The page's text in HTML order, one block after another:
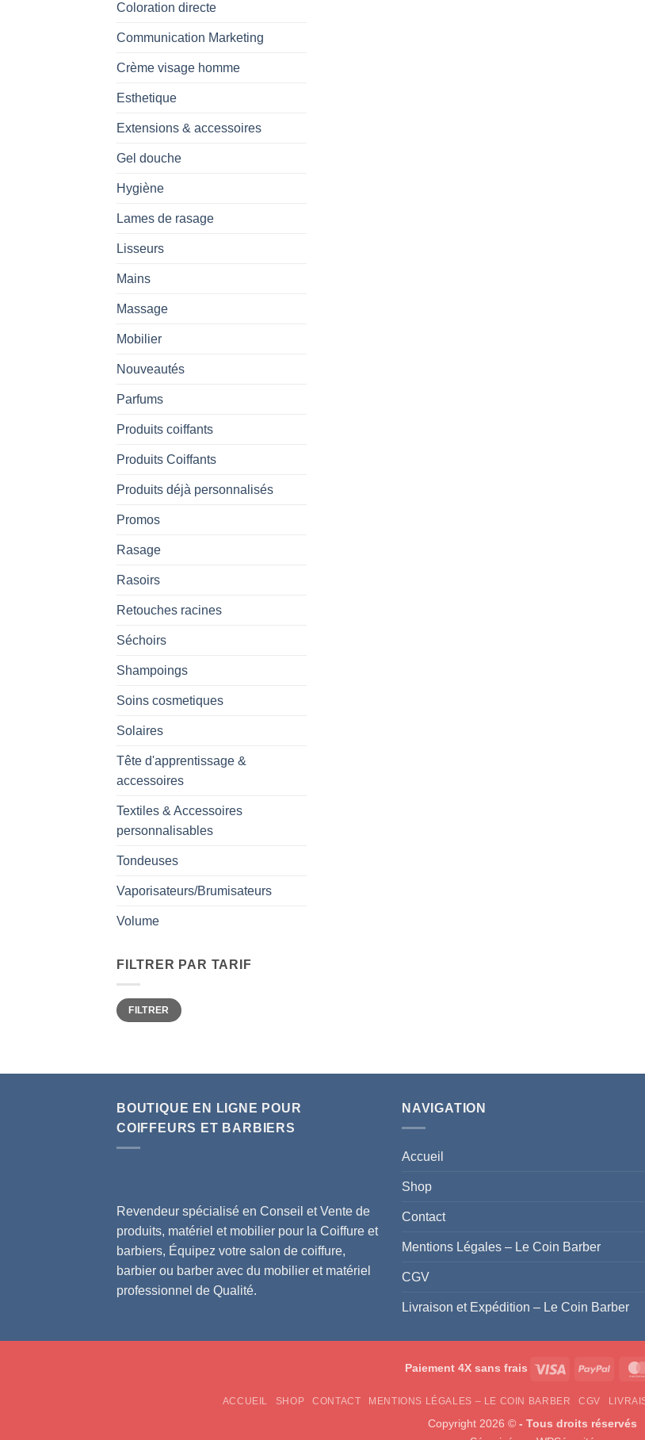
Coloration directe
Communication Marketing
Crème visage homme
Esthetique
Extensions & accessoires
Gel douche
Hygiène
Lames de rasage
Lisseurs
Mains
Massage
Mobilier
Nouveautés
Parfums
Produits coiffants
Produits Coiffants
Produits déjà personnalisés
Promos
Rasage
Rasoirs
Retouches racines
Séchoirs
Shampoings
Soins cosmetiques
Solaires
Tête d'apprentissage &
accessoires
Textiles & Accessoires
personnalisables
Tondeuses
Vaporisateurs/Brumisateurs
Volume
FILTRER PAR TARIF
Prix
min
Prix
maxFILTRER
BOUTIQUE EN LIGNE POUR
COIFFEURS ET BARBIERS
Revendeur spécialisé en Conseil et Vente de
produits, matériel et mobilier pour la Coiffure et
barbiers, Équipez votre salon de coiffure,
barbier ou barber avec du mobilier et matériel
professionnel de Qualité.
NAVIGATION
Accueil
Shop
Contact
Mentions Légales – Le Coin Barber
CGV
Livraison et Expédition – Le Coin Barber
Paiement 4X sans frais Visa PayPal
ACCUEIL SHOP CONTACT MENTIONS LÉGALES – LE COIN BARBER CGV
Copyright 2026 © - Tous droits réservés